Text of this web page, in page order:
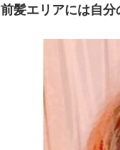
前髪エリアには自分